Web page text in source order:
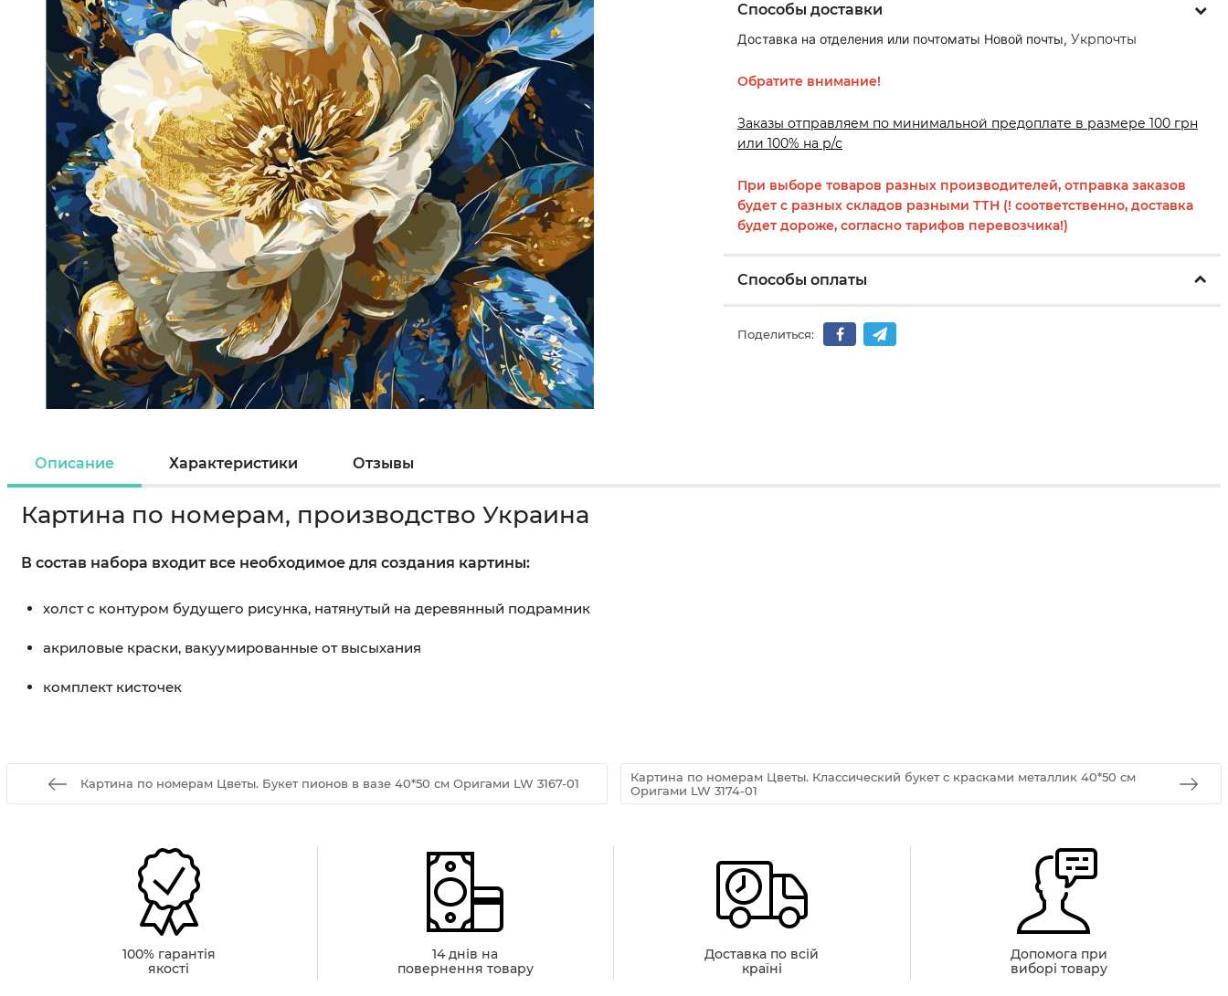
Способы доставки
Доставка на отделения или почтоматы Новой почты, Укрпочты
Обратите внимание!
Заказы отправляем по минимальной предоплате в размере 100 грн
или 100% на р/с
При выборе товаров разных производителей, отправка заказов
будет с разных складов разными ТТН (! соответственно, доставка
будет дороже, согласно тарифов перевозчика!)
Способы оплаты
Поделиться:
Описание Характеристики Отзывы
Картина по номерам, производство Украина
В состав набора входит все необходимое для создания картины:
холст с контуром будущего рисунка, натянутый на деревянный подрамник
акриловые краски, вакуумированные от высыхания
комплект кисточек
Картина по номерам Цветы. Букет пионов в вазе 40*50 см Оригами LW 3167-01
Картина по номерам Цветы. Классический букет с красками металлик 40*50 см
Оригами LW 3174-01
100% гарантія
якості
14 днів на
повернення товару
Доставка по всій
країні
Допомога при
виборі товару